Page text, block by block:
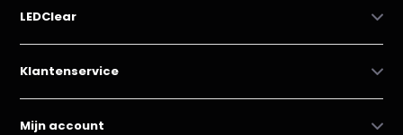
LEDClear
Klantenservice
Mijn account